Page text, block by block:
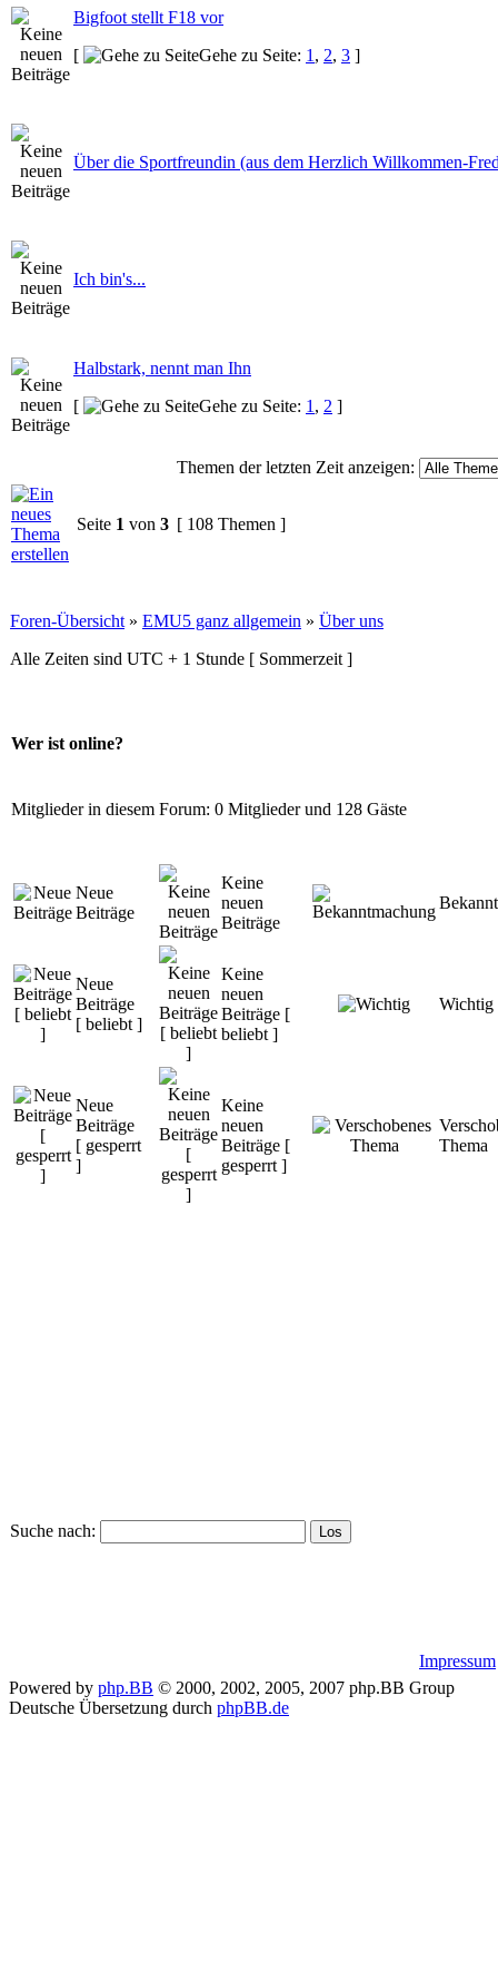
Bigfoot stellt F18 vor
[
Gehe zu Seite: 1 , 2, 3 ]
Über die Sportfreundin (aus dem Herzlich Willkommen-
Ich bin's...
Halbstark, nennt man Ihn
[
Gehe zu Seite: 1 , 2 ]
Themen der letzten Zeit anzeigen:
Seite 1 von 3 [ 108 Themen ]
Foren-Übersicht » EMU5 ganz allgemein » Über uns
Alle Zeiten sind UTC + 1 Stunde [ Sommerzeit ]
Wer ist online?
Mitglieder in diesem Forum: 0 Mitglieder und 128 Gäste
Neue
Beiträge
Keine
neuen
Beiträge
Neue
Beiträge
[ beliebt ]
Keine
neuen
Beiträge [
beliebt ]
Wichtig
Neue
Beiträge
[ gesperrt
]
Keine
neuen
Beiträge [
gesperrt ]
Thema
Suche nach:
Impressum
Powered by php.BB © 2000, 2002, 2005, 2007 php.BB Group
Deutsche Übersetzung durch phpBB.de